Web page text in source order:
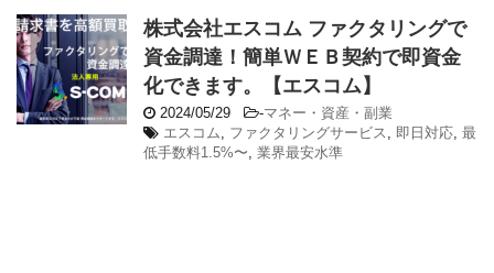
株式会社エスコム ファクタリングで
資金調達！簡単ＷＥＢ契約で即資金
化できます。【エスコム】
2024/05/29 -マネー・資産・副業
エスコム, ファクタリングサービス , 即日対応, 最
低手数料1.5%〜, 業界最安水準